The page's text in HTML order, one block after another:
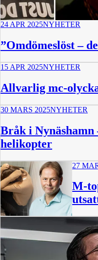
24 APR 2025NYHETER
”Omdömeslöst –
15 APR 2025NYHETER
Allvarlig mc-
30 MARS 2025NYHETER
Bråk i Nynäshamn
helikopter
27
M-